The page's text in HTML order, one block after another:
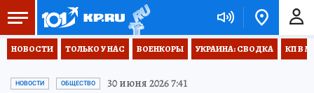
НОВОСТИ ТОЛЬКО У НАС ВОЕНКОРЫ УКРАИНА: СВОДКА КП В
НОВОСТИ ОБЩЕСТВО 30 июня 2026 7:41